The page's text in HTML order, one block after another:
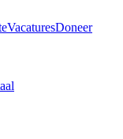
VacaturesDoneer